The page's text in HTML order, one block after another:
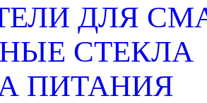
ДЛЯ
СТЕКЛА
ПИТАНИЯ